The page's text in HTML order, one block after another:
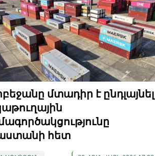
մտադիր է ընդլայնել
հետ